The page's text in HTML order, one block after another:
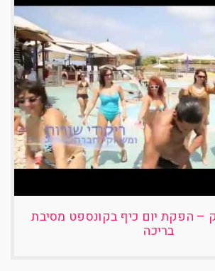
– הפקת יום כיף בקונספט מסיבת
בריכה